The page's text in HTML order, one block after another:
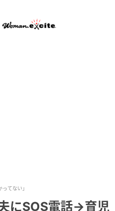
てない」
にSOS電話→育児